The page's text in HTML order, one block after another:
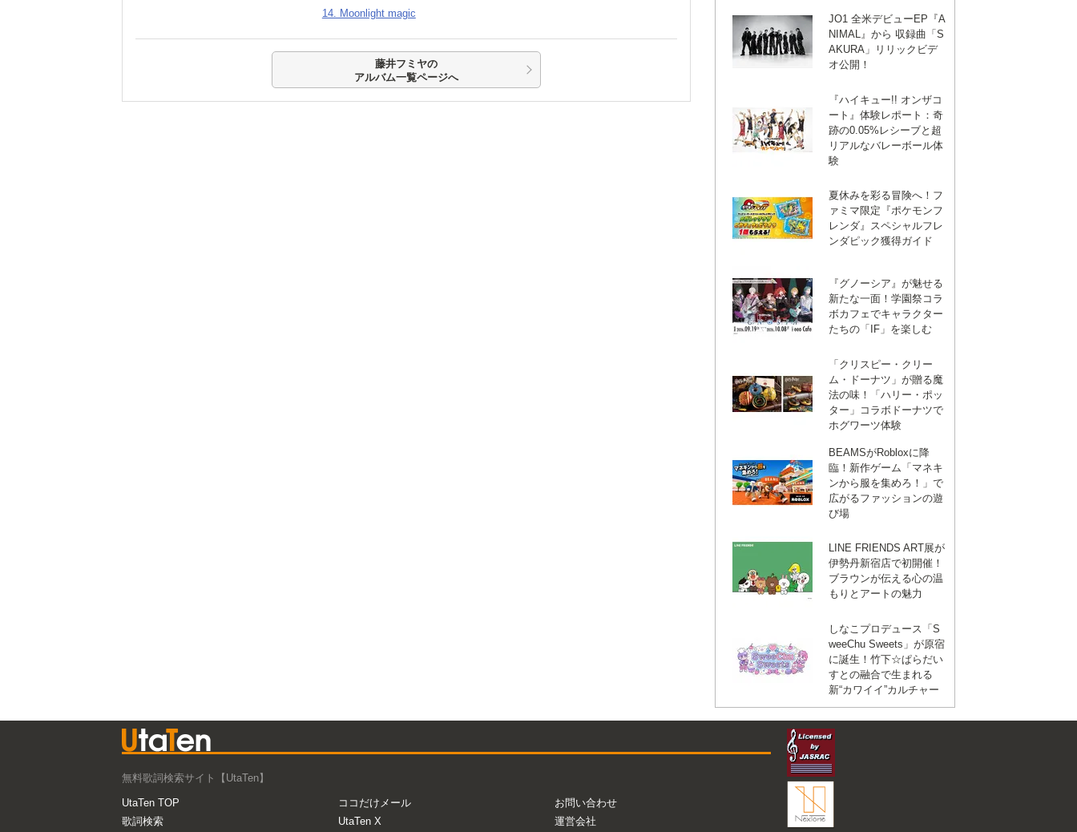
14. Moonlight magic
藤井フミヤの
アルバム一覧ページへ
JO1 全米デビューEP『A
NIMAL』から 収録曲「S
AKURA」リリックビデ
オ公開！
『ハイキュー!! オンザコ
ート』体験レポート：奇
跡の0.05%レシーブと超
リアルなバレーボール体
験
夏休みを彩る冒険へ！フ
ァミマ限定『ポケモンフ
レンダ』スペシャルフレ
ンダピック獲得ガイド
『グノーシア』が魅せる
新たな一面！学園祭コラ
ボカフェでキャラクター
たちの「IF」を楽しむ
「クリスピー・クリー
ム・ドーナツ」が贈る魔
法の味！「ハリー・ポッ
ター」コラボドーナツで
ホグワーツ体験
BEAMSがRobloxに降
臨！新作ゲーム「マネキ
ンから服を集めろ！」で
広がるファッションの遊
び場
LINE FRIENDS ART展が
伊勢丹新宿店で初開催！
ブラウンが伝える心の温
もりとアートの魅力
しなこプロデュース「S
weeChu Sweets」が原宿
に誕生！竹下☆ぱらだい
すとの融合で生まれる
新“カワイイ”カルチャー
無料歌詞検索サイト【UtaTen】
UtaTen TOP
歌詞検索
ココだけメール
UtaTen X
お問い合わせ
運営会社